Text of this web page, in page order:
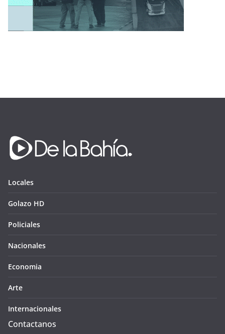
Locales
Golazo HD
Policiales
Nacionales
Economia
Arte
Internacionales
Contactanos